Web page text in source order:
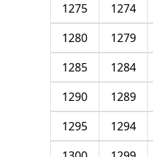
1274
1275
1279
1280
1284
1285
1289
1290
1294
1295